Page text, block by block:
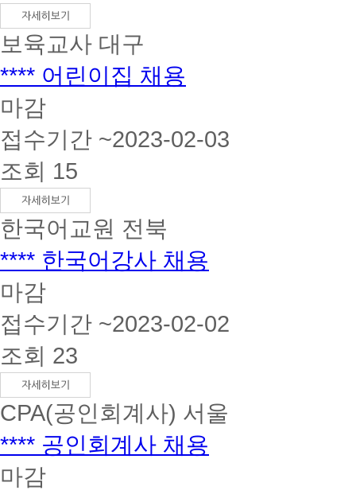
보육교사 대구
**** 어린이집 채용
마감
접수기간 ~2023-02-03
조회 15
한국어교원 전북
**** 한국어강사 채용
마감
접수기간 ~2023-02-02
조회 23
CPA(공인회계사) 서울
**** 공인회계사 채용
마감